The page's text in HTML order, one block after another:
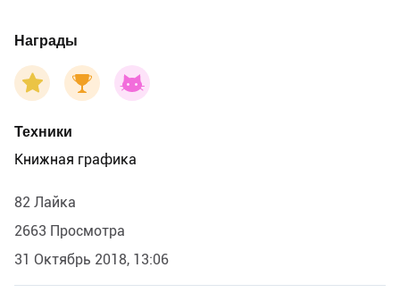
Награды
Техники
Книжная графика
82 Лайка
2663 Просмотра
31 Октябрь 2018, 13:06